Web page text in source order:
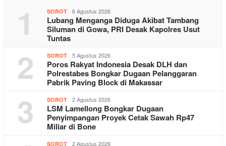
1 SOROT 6 Agustus 2026
Lubang Menganga Diduga Akibat Tambang
Siluman di Gowa, PRI Desak Kapolres Usut
Tuntas
2 SOROT 5 Agustus 2026
Poros Rakyat Indonesia Desak DLH dan
Polrestabes Bongkar Dugaan Pelanggaran
Pabrik Paving Block di Makassar
3 SOROT 2 Agustus 2026
LSM Lamellong Bongkar Dugaan
Penyimpangan Proyek Cetak Sawah Rp47
Miliar di Bone
SOROT 2 Agustus 2026